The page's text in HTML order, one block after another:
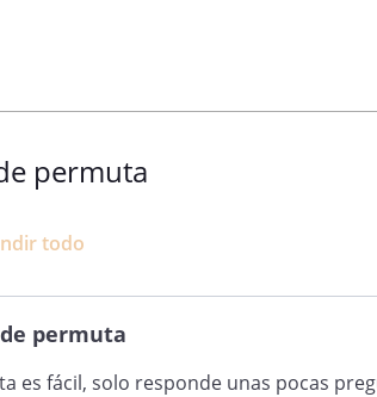
permuta
todo
permuta
es fácil, solo responde unas pocas